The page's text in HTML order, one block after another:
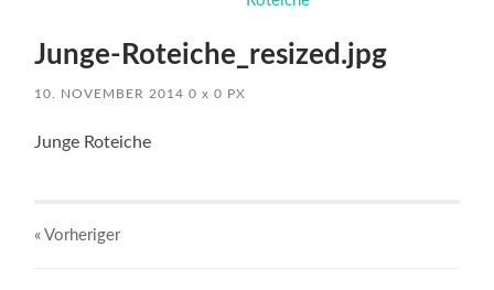
Junge-Roteiche_resized.jpg
10. NOVEMBER 2014 0x 0 PX
Junge Roteiche
« Vorheriger